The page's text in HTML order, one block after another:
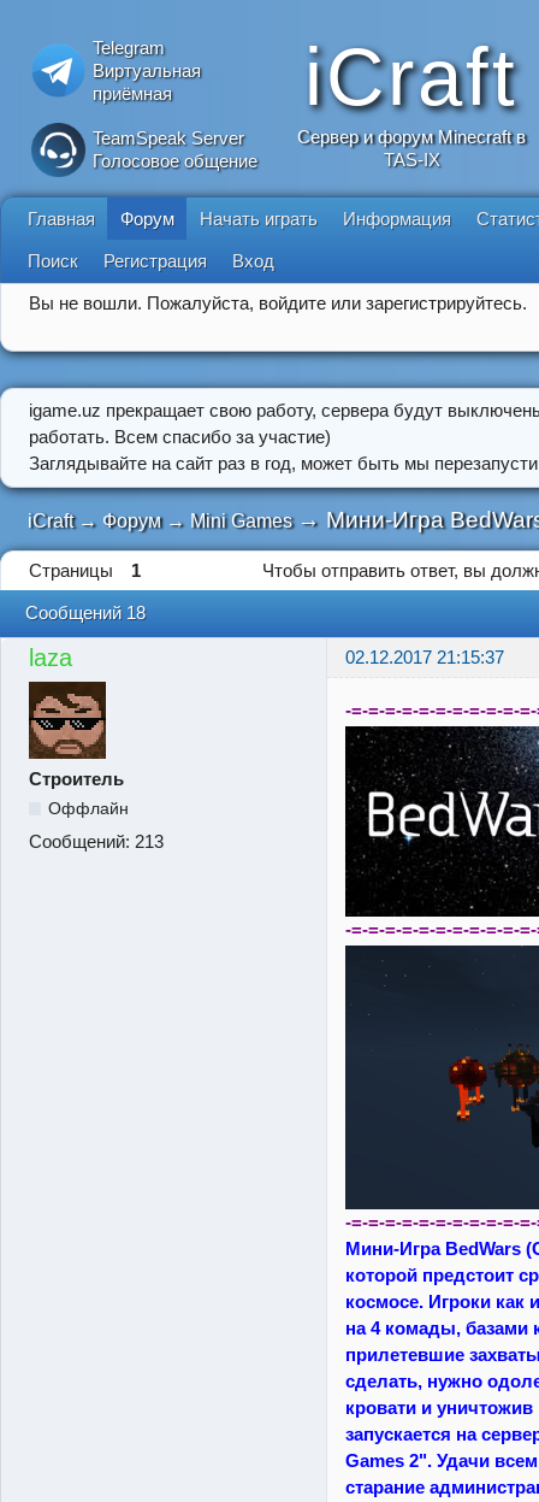
Telegram
Виртуальная
приёмная
TeamSpeak Server
Голосовое общение
iCraft
Сервер и форум Minecraft в
TAS-IX
Главная Форум Начать играть Информация
Поиск Регистрация Вход
Вы не вошли. Пожалуйста, войдите или зарегистрируйтесь.
igame.uz прекращает свою работу, сервера будут
работать. Всем спасибо за участие)
Заглядывайте на сайт раз в год, может быть мы
iCraft → Форум → Mini Games → Мини-Игра
Страницы 1 Чтобы отправить ответ, вы
Сообщений 18
laza 02.12.2017 21:15:37
Строитель
Оффлайн
Сообщений: 213
-=-=-=-=-=-=-=-=-=-=-
-=-=-=-=-=-=-=-=-=-=-
-=-=-=-=-=-=-=-=-=-=-
Мини-Игра BedWars
которой предстоит
космосе. Игроки как
на 4 комады, базами
прилетевшие
сделать, нужно
кровати и
запускается на
Games 2". Удачи
старание